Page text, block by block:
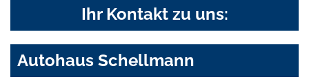
Ihr Kontakt zu uns:
Autohaus Schellmann